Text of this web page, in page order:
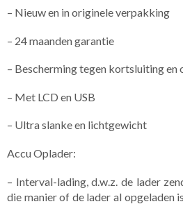
– Nieuw en in originele verpakking
– 24 maanden garantie
– Bescherming tegen kortsluiting en
– Met LCD en USB
– Ultra slanke en lichtgewicht
Accu Oplader:
– Interval-lading, d.w.z. de lader
die manier of de lader al opgeladen